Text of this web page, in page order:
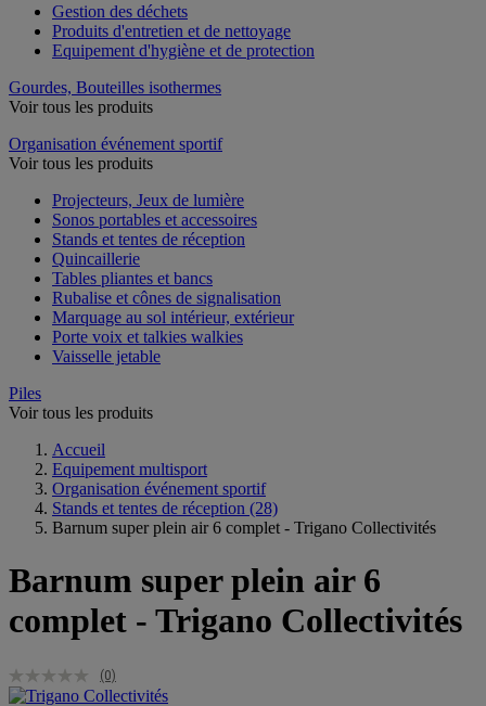
Gestion des déchets
Produits d'entretien et de nettoyage
Equipement d'hygiène et de protection
Gourdes, Bouteilles isothermes
Voir tous les produits
Organisation événement sportif
Voir tous les produits
Projecteurs, Jeux de lumière
Sonos portables et accessoires
Stands et tentes de réception
Quincaillerie
Tables pliantes et bancs
Rubalise et cônes de signalisation
Marquage au sol intérieur, extérieur
Porte voix et talkies walkies
Vaisselle jetable
Piles
Voir tous les produits
Accueil
Equipement multisport
Organisation événement sportif
Stands et tentes de réception (28)
Barnum super plein air 6 complet - Trigano Collectivités
Barnum super plein air 6
complet - Trigano Collectivités
(0)